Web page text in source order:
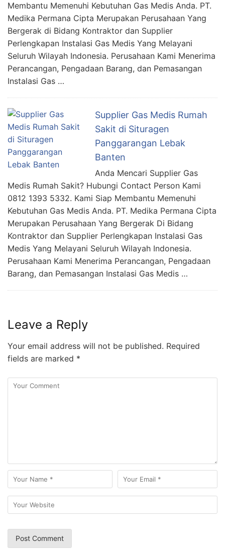
Membantu Memenuhi Kebutuhan Gas Medis Anda. PT.
Medika Permana Cipta Merupakan Perusahaan Yang
Bergerak di Bidang Kontraktor dan Supplier
Perlengkapan Instalasi Gas Medis Yang Melayani
Seluruh Wilayah Indonesia. Perusahaan Kami Menerima
Perancangan, Pengadaan Barang, dan Pemasangan
Instalasi Gas …
Supplier Gas Medis Rumah
Sakit di Situragen
Panggarangan Lebak
Banten
Anda Mencari Supplier Gas
Medis Rumah Sakit? Hubungi Contact Person Kami
0812 1393 5332. Kami Siap Membantu Memenuhi
Kebutuhan Gas Medis Anda. PT. Medika Permana Cipta
Merupakan Perusahaan Yang Bergerak Di Bidang
Kontraktor dan Supplier Perlengkapan Instalasi Gas
Medis Yang Melayani Seluruh Wilayah Indonesia.
Perusahaan Kami Menerima Perancangan, Pengadaan
Barang, dan Pemasangan Instalasi Gas Medis …
Leave a Reply
Your email address will not be published. Required
fields are marked *